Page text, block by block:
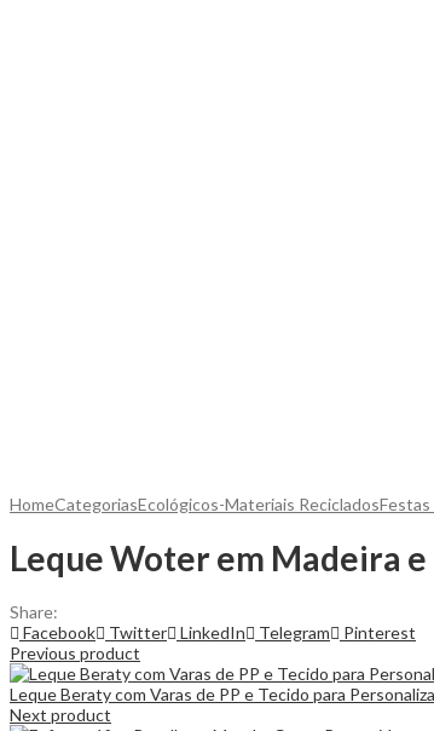
HomeCategoriasEcológicos-Materiais Reciclados
Leque Woter em Madeira
Share:
Facebook
Twitter LinkedIn Telegram
Pinterest
Previous product
Leque Beraty com Varas de PP e Tecido para
Next product